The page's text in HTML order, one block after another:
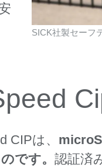
SICK社製セーフ
CIPは、
です。 認証済